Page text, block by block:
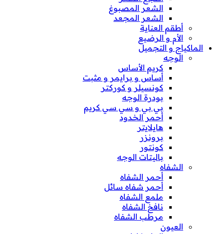
الشعر المصبوغ
الشعر المجعد
أطقم العناية
الأم و الرضيع
الماكياج و التجميل
الوجه
كريم الأساس
أساس و برايمر و مثبت
كونسيلر و كوركتر
بودرة الوجه
بي بي و سي سي كريم
أحمر الخدود
هايلايتر
برونزر
كونتور
باليتات الوجه
الشفاه
أحمر الشفاه
أحمر شفاه سائل
ملمع الشفاه
نافخ الشفاه
مرطب الشفاه
العيون